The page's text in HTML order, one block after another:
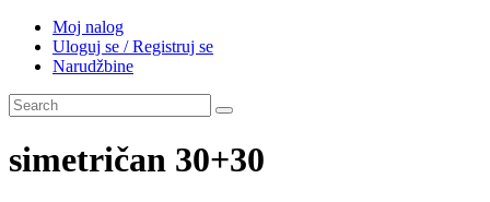
Moj nalog
Uloguj se / Registruj se
Narudžbine
simetričan 30+30